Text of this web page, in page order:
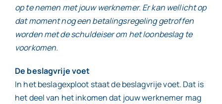
op te nemen met jouw werknemer. Er kan wellicht op
dat moment nog een betalingsregeling getroffen
worden met de schuldeiser om het loonbeslag te
voorkomen.
De beslagvrije voet
In het beslagexploot staat de beslagvrije voet. Dat is
het deel van het inkomen dat jouw werknemer mag